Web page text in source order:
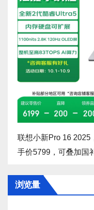
联想小新Pro 16 2025
手价5799，可叠加国
浏览量